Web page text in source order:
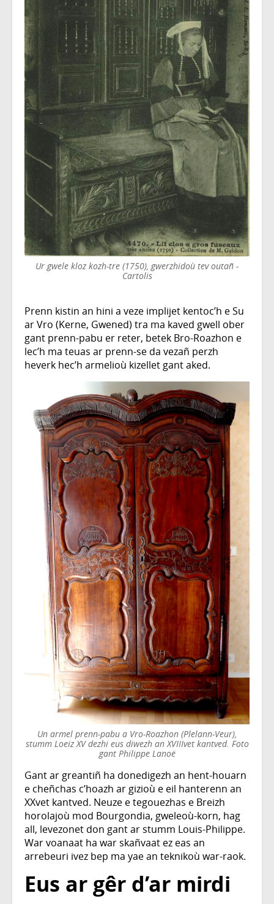
Ur gwele kloz kozh-tre (1750), gwerzhidoù tev outañ -
Cartolis
Prenn kistin an hini a veze implijet kentoc’h e Su
ar Vro (Kerne, Gwened) tra ma kaved gwell ober
gant prenn-pabu er reter, betek Bro-Roazhon e
lec’h ma teuas ar prenn-se da vezañ perzh
heverk hec’h armelioù kizellet gant aked.
Un armel prenn-pabu a Vro-Roazhon (Plelann-Veur),
stumm Loeiz XV dezhi eus diwezh an XVIIIvet kantved. Foto
gant Philippe Lanoë
Gant ar greantiñ ha donedigezh an hent-houarn
e cheñchas c’hoazh ar gizioù e eil hanterenn an
XXvet kantved. Neuze e tegouezhas e Breizh
horolajoù mod Bourgondia, gweleoù-korn, hag
all, levezonet don gant ar stumm Louis-Philippe.
War voanaat ha war skañvaat ez eas an
arrebeuri ivez bep ma yae an teknikoù war-raok.
Eus ar gêr d’ar mirdi